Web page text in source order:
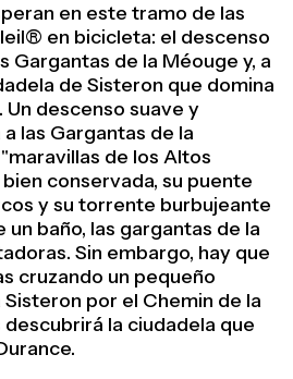
en este tramo de las
en bicicleta: el descenso
Gargantas de la Méouge y, a
de Sisteron que domina
Un descenso suave y
a las Gargantas de la
"maravillas de los Altos
bien conservada, su puente
y su torrente burbujeante
un baño, las gargantas de la
Sin embargo, hay que
cruzando un pequeño
Sisteron por el Chemin de la
descubrirá la ciudadela que